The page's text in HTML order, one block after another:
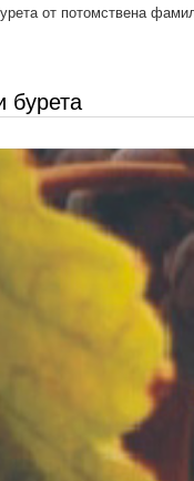
от потомствена
бурета